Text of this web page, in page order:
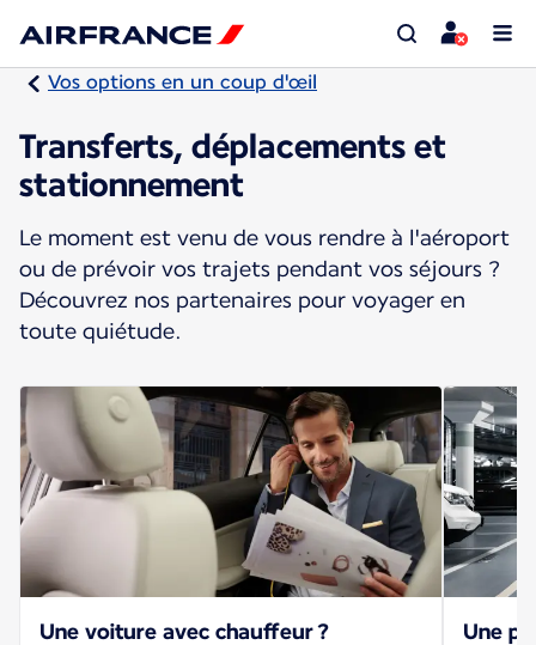
Vos options en un coup d'œil
Transferts, déplacements et
stationnement
Le moment est venu de vous rendre à l'aéroport
ou de prévoir vos trajets pendant vos séjours ?
Découvrez nos partenaires pour voyager en
toute quiétude.
Une voiture avec chauffeur ? Une